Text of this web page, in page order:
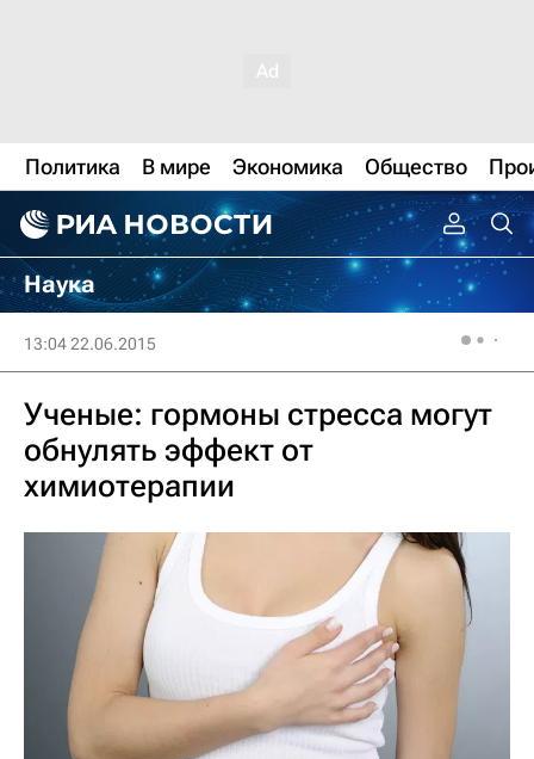
Политика В мире Экономика Общество
Наука
13:04 22.06.2015
Ученые: гормоны стресса могут
обнулять эффект от
химиотерапии